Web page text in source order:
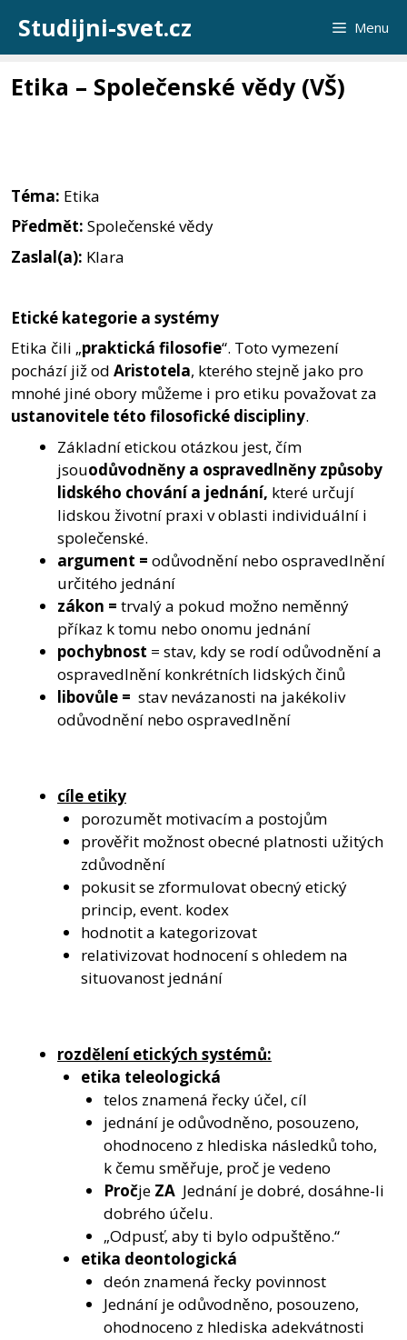
obsah
Studijni-svet.cz Menu
Etika – Společenské vědy (VŠ)
Téma: Etika
Předmět: Společenské vědy
Zaslal(a): Klara
Etické kategorie a systémy
Etika čili „praktická filosofie“. Toto vymezení
pochází již od Aristotela, kterého stejně jako pro
mnohé jiné obory můžeme i pro etiku považovat za
ustanovitele této filosofické discipliny.
Základní etickou otázkou jest, čím
jsouodůvodněny a ospravedlněny způsoby
lidského chování a jednání, které určují
lidskou životní praxi v oblasti individuální i
společenské.
argument = odůvodnění nebo ospravedlnění
určitého jednání
zákon = trvalý a pokud možno neměnný
příkaz k tomu nebo onomu jednání
pochybnost = stav, kdy se rodí odůvodnění a
ospravedlnění konkrétních lidských činů
libovůle = stav nevázanosti na jakékoliv
odůvodnění nebo ospravedlnění
cíle etiky
porozumět motivacím a postojům
prověřit možnost obecné platnosti užitých
zdůvodnění
pokusit se zformulovat obecný etický
princip, event. kodex
hodnotit a kategorizovat
relativizovat hodnocení s ohledem na
situovanost jednání
rozdělení etických systémů:
etika teleologická
telos znamená řecky účel, cíl
jednání je odůvodněno, posouzeno,
ohodnoceno z hlediska následků toho,
k čemu směřuje, proč je vedeno
Pročje ZA Jednání je dobré, dosáhne-li
dobrého účelu.
„Odpusť, aby ti bylo odpuštěno.“
etika deontologická
deón znamená řecky povinnost
Jednání je odůvodněno, posouzeno,
ohodnoceno z hlediska adekvátnosti